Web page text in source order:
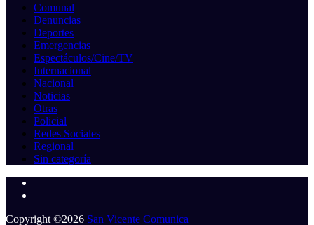
Comunal
Denuncias
Deportes
Emergencias
Espectáculos/Cine/TV
Internacional
Nacional
Noticias
Otras
Policial
Redes Sociales
Regional
Sin categoría
Copyright ©2026 San Vicente Comunica